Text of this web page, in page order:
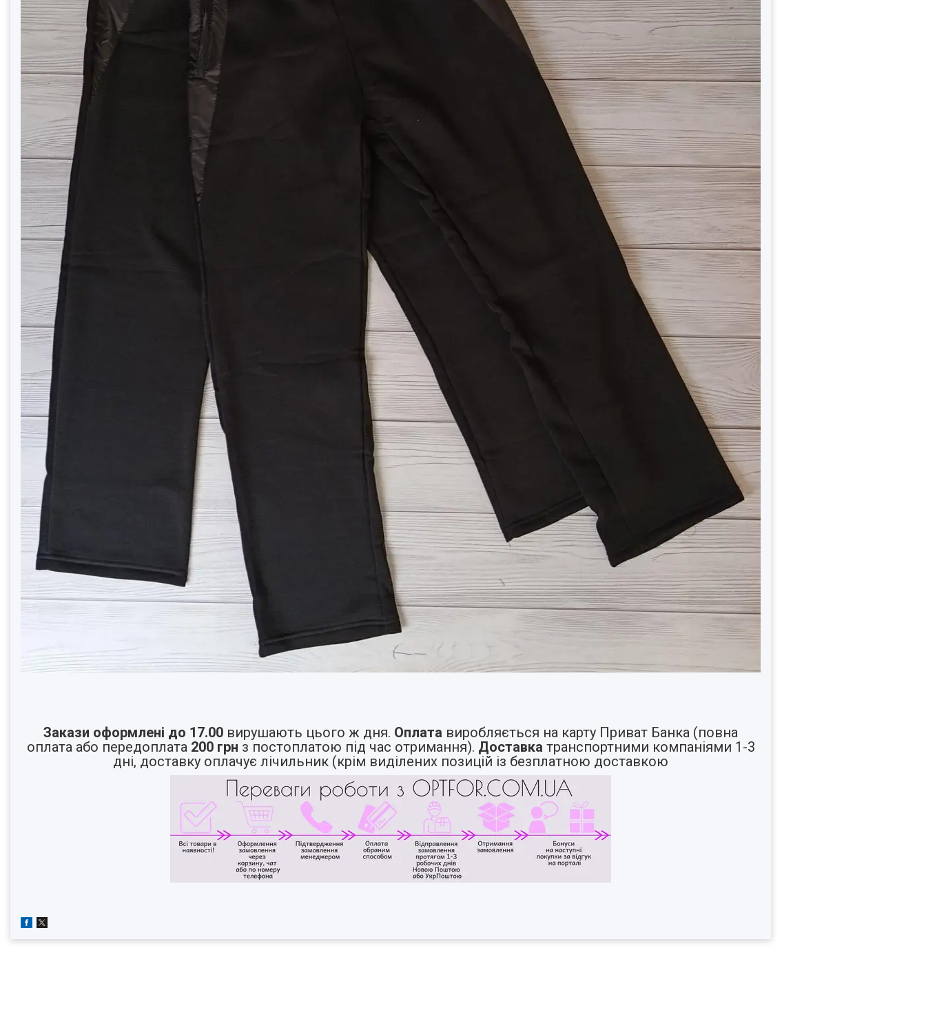
Закази оформлені до 17.00 вирушають цього ж дня. Оплата виробляється на карту Приват Банка (повна
оплата або передоплата 200 грн з постоплатою під час отримання). Доставка транспортними компаніями 1-3
дні, доставку оплачує лічильник (крім виділених позицій із безплатною доставкою